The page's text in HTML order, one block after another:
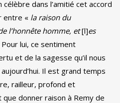
dans l’amitié cet accord
entre « la raison du
l’honnête homme, et[l]es
lui, ce sentiment
et de la sagesse qu’il nous
Il est grand temps
railleur, profond et
que donner raison à Remy de